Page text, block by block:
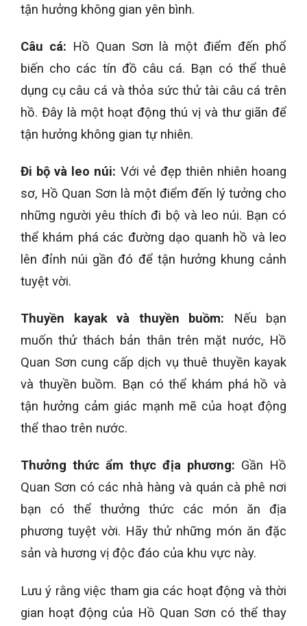
tận hưởng không gian yên bình.
Câu cá: Hồ Quan Sơn là một điểm đến phổ
biến cho các tín đồ câu cá. Bạn có thể thuê
dụng cụ câu cá và thỏa sức thử tài câu cá trên
hồ. Đây là một hoạt động thú vị và thư giãn để
tận hưởng không gian tự nhiên.
Đi bộ và leo núi: Với vẻ đẹp thiên nhiên hoang
sơ, Hồ Quan Sơn là một điểm đến lý tưởng cho
những người yêu thích đi bộ và leo núi. Bạn có
thể khám phá các đường dạo quanh hồ và leo
lên đỉnh núi gần đó để tận hưởng khung cảnh
tuyệt vời.
Thuyền kayak và thuyền buồm:
Nếu bạn
muốn thử thách bản thân trên mặt nước, Hồ
Quan Sơn cung cấp dịch vụ thuê thuyền kayak
và thuyền buồm. Bạn có thể khám phá hồ và
tận hưởng cảm giác mạnh mẽ của hoạt động
thể thao trên nước.
Thưởng thức ẩm thực địa phương: Gần Hồ
Quan Sơn có các nhà hàng và quán cà phê nơi
bạn có thể thưởng thức các món ăn địa
phương tuyệt vời. Hãy thử những món ăn đặc
sản và hương vị độc đáo của khu vực này.
Lưu ý rằng việc tham gia các hoạt động và thời
gian hoạt động của Hồ Quan Sơn có thể thay